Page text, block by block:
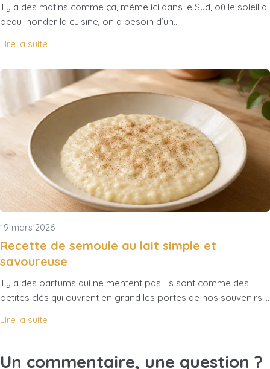
Il y a des matins comme ça, même ici dans le Sud, où le soleil a
beau inonder la cuisine, on a besoin d’un…
Lire la suite
19 mars 2026
Recette de semoule au lait simple et
savoureuse
Il y a des parfums qui ne mentent pas. Ils sont comme des
petites clés qui ouvrent en grand les portes de nos souvenirs.…
Lire la suite
Un commentaire, une question ?